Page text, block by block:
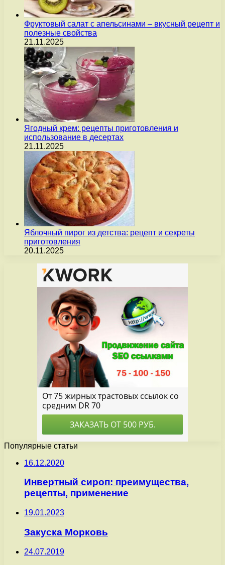
Фруктовый салат с апельсинами – вкусный рецепт и
полезные свойства
21.11.2025
Ягодный крем: рецепты приготовления и
использование в десертах
21.11.2025
Яблочный пирог из детства: рецепт и секреты
приготовления
20.11.2025
Популярные статьи
16.12.2020
Инвертный сироп: преимущества,
рецепты, применение
19.01.2023
Закуска Морковь
24.07.2019